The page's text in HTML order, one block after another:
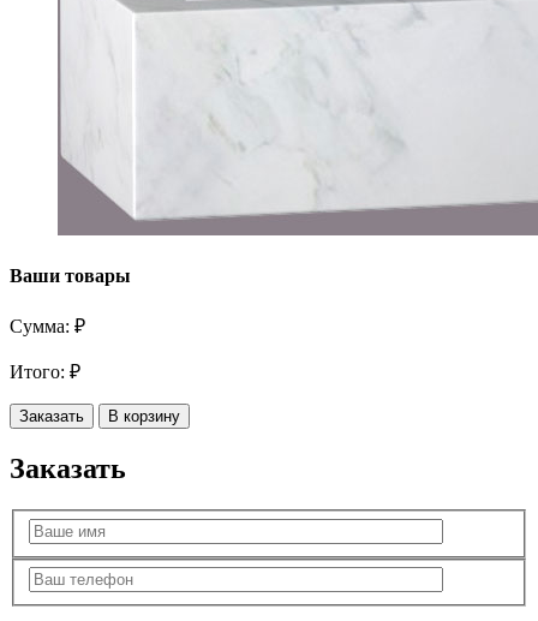
Ваши товары
Сумма: ₽
Итого: ₽
Заказать В корзину
Заказать